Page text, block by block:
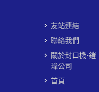
友站連結
聯絡我們
關於封口機-鎧
瑋公司
首頁